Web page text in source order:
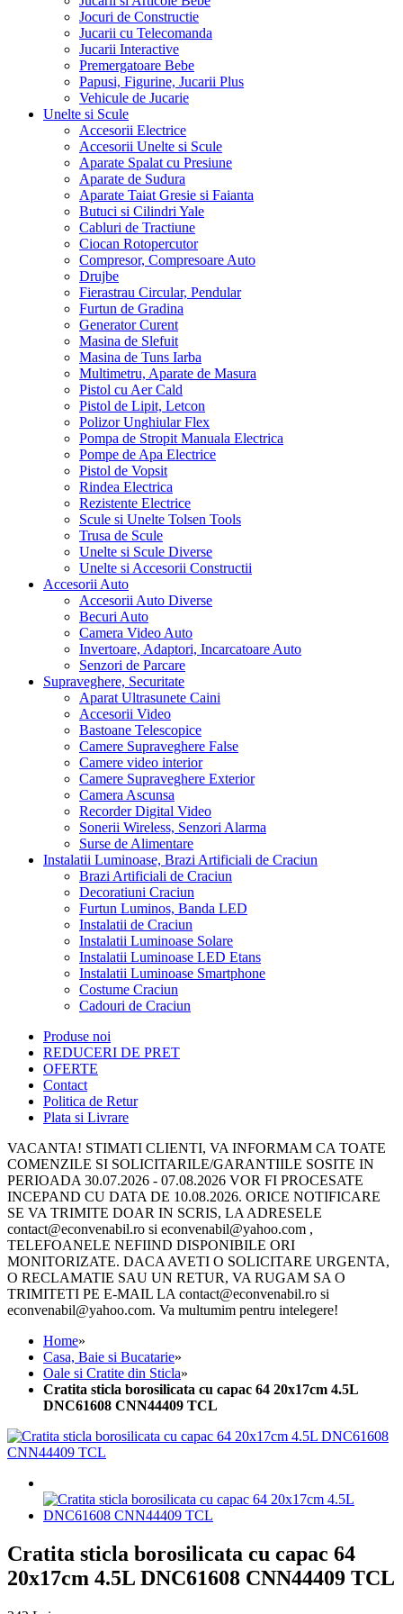
Jocuri de Constructie
Jucarii cu Telecomanda
Jucarii Interactive
Premergatoare Bebe
Papusi, Figurine, Jucarii Plus
Vehicule de Jucarie
Unelte si Scule
Accesorii Electrice
Accesorii Unelte si Scule
Aparate Spalat cu Presiune
Aparate de Sudura
Aparate Taiat Gresie si Faianta
Butuci si Cilindri Yale
Cabluri de Tractiune
Ciocan Rotopercutor
Compresor, Compresoare Auto
Drujbe
Fierastrau Circular, Pendular
Furtun de Gradina
Generator Curent
Masina de Slefuit
Masina de Tuns Iarba
Multimetru, Aparate de Masura
Pistol cu Aer Cald
Pistol de Lipit, Letcon
Polizor Unghiular Flex
Pompa de Stropit Manuala Electrica
Pompe de Apa Electrice
Pistol de Vopsit
Rindea Electrica
Rezistente Electrice
Scule si Unelte Tolsen Tools
Trusa de Scule
Unelte si Scule Diverse
Unelte si Accesorii Constructii
Accesorii Auto
Accesorii Auto Diverse
Becuri Auto
Camera Video Auto
Invertoare, Adaptori, Incarcatoare Auto
Senzori de Parcare
Supraveghere, Securitate
Aparat Ultrasunete Caini
Accesorii Video
Bastoane Telescopice
Camere Supraveghere False
Camere video interior
Camere Supraveghere Exterior
Camera Ascunsa
Recorder Digital Video
Sonerii Wireless, Senzori Alarma
Surse de Alimentare
Instalatii Luminoase, Brazi Artificiali de Craciun
Brazi Artificiali de Craciun
Decoratiuni Craciun
Furtun Luminos, Banda LED
Instalatii de Craciun
Instalatii Luminoase Solare
Instalatii Luminoase LED Etans
Instalatii Luminoase Smartphone
Costume Craciun
Cadouri de Craciun
Produse noi
REDUCERI DE PRET
OFERTE
Contact
Politica de Retur
Plata si Livrare
VACANTA! STIMATI CLIENTI, VA INFORMAM CA TOATE
COMENZILE SI SOLICITARILE/GARANTIILE SOSITE IN
PERIOADA 30.07.2026 - 07.08.2026 VOR FI PROCESATE
INCEPAND CU DATA DE 10.08.2026. ORICE NOTIFICARE
SE VA TRIMITE DOAR IN SCRIS, LA ADRESELE
contact@econvenabil.ro si econvenabil@yahoo.com ,
TELEFOANELE NEFIIND DISPONIBILE ORI
MONITORIZATE. DACA AVETI O SOLICITARE URGENTA,
O RECLAMATIE SAU UN RETUR, VA RUGAM SA O
TRIMITETI PE E-MAIL LA contact@econvenabil.ro si
econvenabil@yahoo.com. Va multumim pentru intelegere!
Home»
Casa, Baie si Bucatarie»
Oale si Cratite din Sticla»
Cratita sticla borosilicata cu capac 64 20x17cm 4.5L
DNC61608 CNN44409 TCL
Cratita sticla borosilicata cu capac 64
20x17cm 4.5L DNC61608 CNN44409 TCL